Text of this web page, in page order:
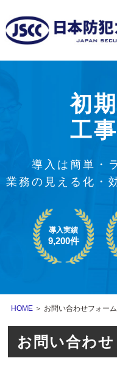
初
工
導入は簡単・
業務の見える化・
導入実績
9,200件
HOME ＞ お問い合わせフォーム
お問い合わせ